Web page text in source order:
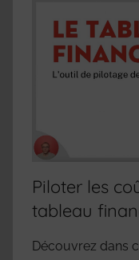
Piloter les
tableau
Découvrez dans